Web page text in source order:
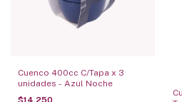
Cuenco 400cc C/Tapa x 3
unidades - Azul Noche